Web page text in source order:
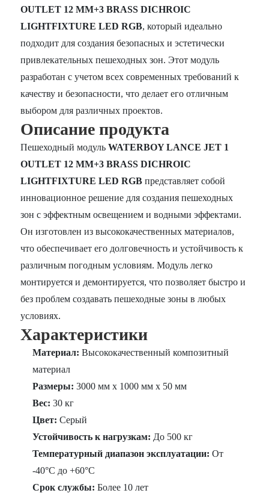
OUTLET 12 MM+3 BRASS DICHROIC
LIGHTFIXTURE LED RGB, который идеально
подходит для создания безопасных и эстетически
привлекательных пешеходных зон. Этот модуль
разработан с учетом всех современных требований к
качеству и безопасности, что делает его отличным
выбором для различных проектов.
Описание продукта
Пешеходный модульWATERBOY LANCE JET 1
OUTLET 12 MM+3 BRASS DICHROIC
LIGHTFIXTURE LED RGB представляет собой
инновационное решение для создания пешеходных
зон с эффектным освещением и водными эффектами.
Он изготовлен из высококачественных материалов,
что обеспечивает его долговечность и устойчивость к
различным погодным условиям. Модуль легко
монтируется и демонтируется, что позволяет быстро и
без проблем создавать пешеходные зоны в любых
условиях.
Характеристики
Материал: Высококачественный композитный
материал
Размеры: 3000 мм x 1000 мм x 50 мм
Вес: 30 кг
Цвет: Серый
Устойчивость к нагрузкам: До 500 кг
Температурный диапазон эксплуатации: От
-40°C до +60°C
Срок службы: Более 10 лет